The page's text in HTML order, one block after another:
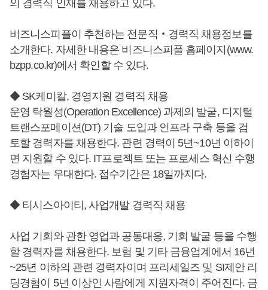
의 경력직 인재를 채용하고 있다.
비즈니스피플이 추천하는 전문직‧경력직 채용정보를
소개한다. 자세한 내용은 비즈니스피플 홈페이지(www.
bzpp.co.kr)에서 확인할 수 있다.
◆ SK케미칼, 경영지원 경력직 채용
운영 탁월성(Operation Excellence) 과제의 발굴, 디지털
트랜스포메이션(DT) 기술 도입과 인프라 구축 등을 검
토할 경력자를 채용한다. 관련 경력이 5년~10년 이하이
면 지원할 수 있다. IT프로젝트 또는 프로세스 혁신 수행
경험자는 우대한다. 접수기간은 18일까지다.
◆ 티시스아이티, 사업개발 경력직 채용
사업 기회와 관한 영업과 공동대응, 기회 발굴 등을 수행
할 경력자를 채용한다. 보험 및 기타 금융업계에서 16년
~25년 이하의 관련 경력자이며 프리세일즈 및 SI제안 리
딩경험이 5년 이상인 사람에게 지원자격이 주어진다. 금